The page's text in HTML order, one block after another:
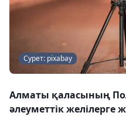
Сурет: pixabay
Алматы қаласының
әлеуметтік желілерге